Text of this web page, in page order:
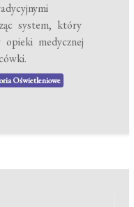
system, który
medycznej
Oświetleniowe